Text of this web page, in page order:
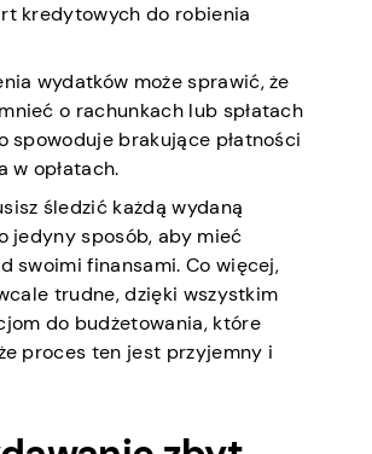
kredytowych do robienia
wydatków może sprawić, że
o rachunkach lub spłatach
spowoduje brakujące płatności
w opłatach.
śledzić każdą wydaną
jedyny sposób, aby mieć
swoimi finansami. Co więcej,
trudne, dzięki wszystkim
do budżetowania, które
proces ten jest przyjemny i